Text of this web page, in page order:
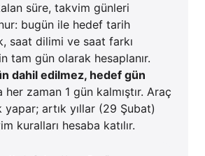
süre, takvim günleri
bugün ile hedef tarih
saat dilimi ve saat farkı
tam gün olarak hesaplanır.
dahil edilmez, hedef gün
her zaman 1 gün kalmıştır. Araç
artık yıllar (29 Şubat)
kuralları hesaba katılır.